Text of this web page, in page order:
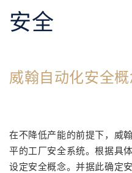
安全
威翰自动化安全概
在不降低产能的前提下，威
平的工厂安全系统。根据具
设定安全概念。并据此确定